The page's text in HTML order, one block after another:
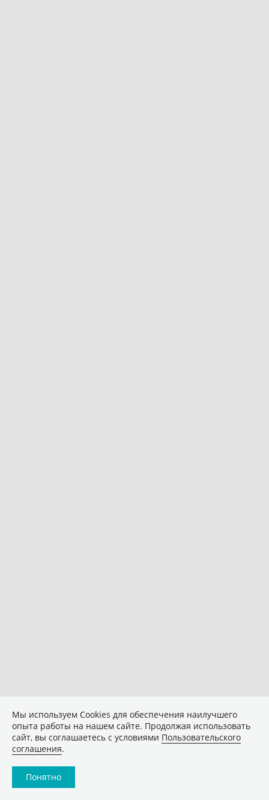
Мы используем Сookies для обеспечения наилучшего
опыта работы на нашем сайте. Продолжая использовать
сайт, вы соглашаетесь с условиями Пользовательского
соглашения.
Понятно